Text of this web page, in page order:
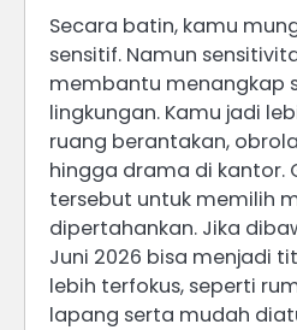
Secara batin, kamu
sensitif. Namun
membantu menangkap
lingkungan. Kamu jadi
ruang berantakan,
hingga drama di kantor.
tersebut untuk memilih
dipertahankan. Jika
Juni 2026 bisa menjadi
lebih terfokus, seperti
lapang serta mudah